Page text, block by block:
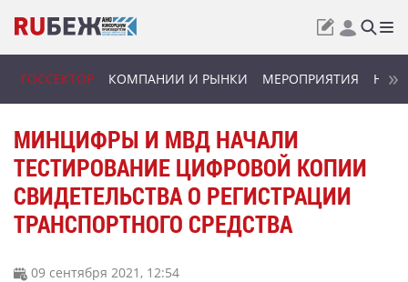
ГОССЕКТОР КОМПАНИИ И РЫНКИ МЕРОПРИЯТИЯ
МИНЦИФРЫ И МВД НАЧАЛИ
ТЕСТИРОВАНИЕ ЦИФРОВОЙ КОПИИ
СВИДЕТЕЛЬСТВА О РЕГИСТРАЦИИ
ТРАНСПОРТНОГО СРЕДСТВА
09 сентября 2021, 12:54